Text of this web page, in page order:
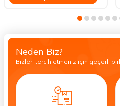
Neden Biz?
Bizleri tercih etmeniz için geçerli